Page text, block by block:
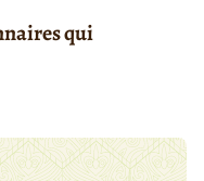
qui